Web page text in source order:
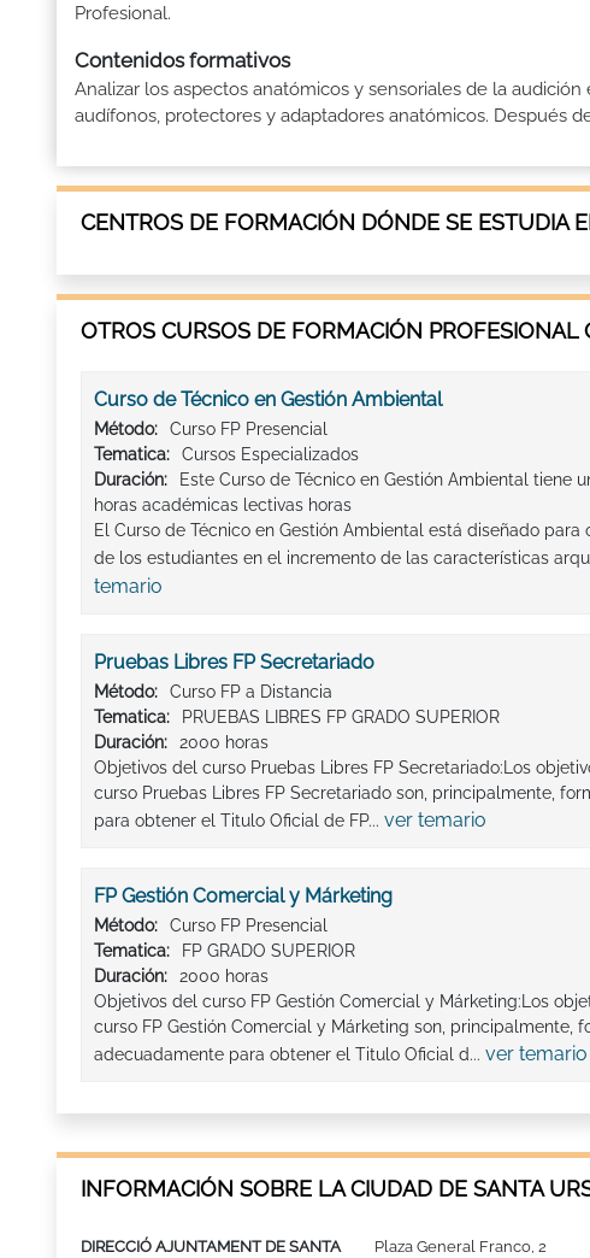
Profesional.
Contenidos formativos
Analizar los aspectos anatómicos y sensoriales de la
audífonos, protectores y adaptadores anatómicos. Después de
CENTROS DE FORMACIÓN DÓNDE SE ESTUDIA
OTROS CURSOS DE FORMACIÓN PROFESIONAL
Curso de Técnico en Gestión Ambiental
Método:
Curso FP Presencial
Tematica:
Cursos Especializados
Duración:
Este Curso de Técnico en Gestión Ambiental tiene
horas académicas lectivas horas
El Curso de Técnico en Gestión Ambiental está diseñado
de los estudiantes en el incremento de las características
temario
Pruebas Libres FP Secretariado
Método:
Curso FP a Distancia
Tematica:
PRUEBAS LIBRES FP GRADO SUPERIOR
Duración:
2000 horas
Objetivos del curso Pruebas Libres FP Secretariado:Los
curso Pruebas Libres FP Secretariado son, principalmente,
para obtener el Titulo Oficial de FP... ver temario
FP Gestión Comercial y Márketing
Método:
Curso FP Presencial
Tematica:
FP GRADO SUPERIOR
Duración:
2000 horas
Objetivos del curso FP Gestión Comercial y Márketing:Los
curso FP Gestión Comercial y Márketing son, principalmente,
adecuadamente para obtener el Titulo Oficial d... ver temario
INFORMACIÓN SOBRE LA CIUDAD DE SANTA
DIRECCIÓ AJUNTAMENT DE SANTA
Plaza General Franco, 2